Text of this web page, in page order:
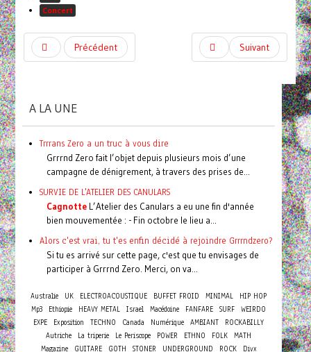
Concert
Précédent Suivant
A LA UNE
Trrrans Zero a un truc à vous dire
Grrrnd Zero fait l’objet depuis plusieurs mois d’une
campagne de dénigrement, à travers des prises de...
SURVIE DE L'ATELIER DES CANULARS
CagnotteL’Atelier des Canulars a eu une fin d'année
bien mouvementée : - Fin octobre le lieu a...
Alors c'est vrai, tu t'es enfin décidé à rejoindre Grrrndzero?
Si tu es arrivé sur cette page, c'est que tu envisages de
participer à Grrrnd Zero. Merci, on va...
Australie UK ELECTROACOUSTIQUE BUFFET FROID MINIMAL
HIP HOP
Mp3
Ethiopie HEAVY METAL Israel Macédoine FANFARE SURF WEIRDO
EXPE
Exposition TECHNO Canada Numérique AMBIANT
ROCKABILLY
Autriche
La triperie Le Periscope POWER ETHNO FOLK MATH
Magazine
GUITARE GOTH STONER UNDERGROUND ROCK Divx